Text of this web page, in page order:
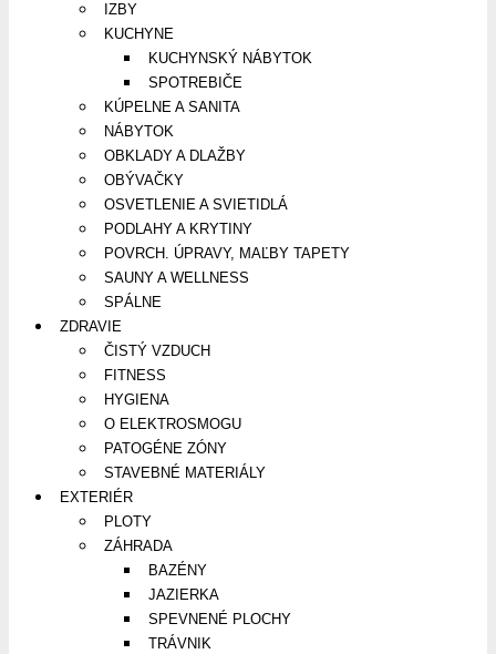
IZBY
KUCHYNE
KUCHYNSKÝ NÁBYTOK
SPOTREBIČE
KÚPELNE A SANITA
NÁBYTOK
OBKLADY A DLAŽBY
OBÝVAČKY
OSVETLENIE A SVIETIDLÁ
PODLAHY A KRYTINY
POVRCH. ÚPRAVY, MAĽBY TAPETY
SAUNY A WELLNESS
SPÁLNE
ZDRAVIE
ČISTÝ VZDUCH
FITNESS
HYGIENA
O ELEKTROSMOGU
PATOGÉNE ZÓNY
STAVEBNÉ MATERIÁLY
EXTERIÉR
PLOTY
ZÁHRADA
BAZÉNY
JAZIERKA
SPEVNENÉ PLOCHY
TRÁVNIK